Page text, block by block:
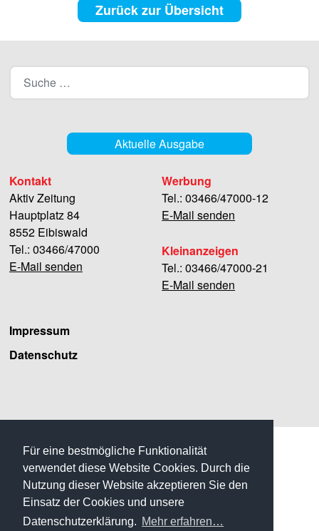
Für eine bestmögliche Funktionalität
verwendet diese Website Cookies. Durch die
Nutzung dieser Website akzeptieren Sie den
Einsatz der Cookies und unsere
Datenschutzerklärung. Mehr erfahren…
Zurück zur Übersicht
Aktuelle Ausgabe
Kontakt
Aktiv Zeitung
Hauptplatz 84
8552 Eibiswald
Tel.: 03466/47000
E-Mail senden
Werbung
Tel.: 03466/47000-12
E-Mail senden
Kleinanzeigen
Tel.: 03466/47000-21
E-Mail senden
Impressum
Datenschutz